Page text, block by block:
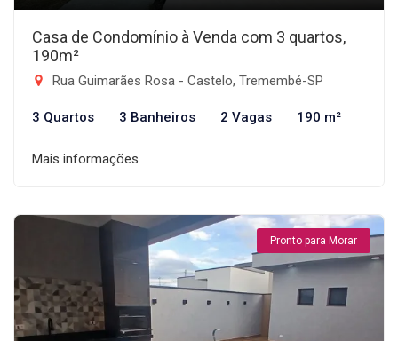
Casa de Condomínio à Venda com 3 quartos,
190m²
Rua Guimarães Rosa - Castelo, Tremembé-SP
3 Quartos 3 Banheiros 2 Vagas 190 m²
Mais informações
Pronto para Morar